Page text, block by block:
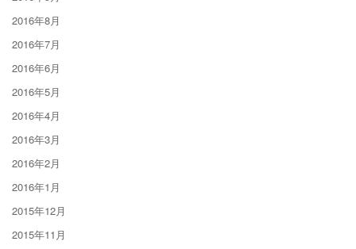
2016年8月
2016年7月
2016年6月
2016年5月
2016年4月
2016年3月
2016年2月
2016年1月
2015年12月
2015年11月